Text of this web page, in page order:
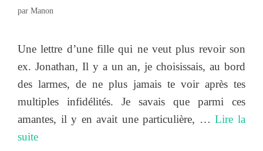
par Manon
Une lettre d’une fille qui ne veut plus revoir son
ex. Jonathan, Il y a un an, je choisissais, au bord
des larmes, de ne plus jamais te voir après tes
multiples infidélités. Je savais que parmi ces
amantes, il y en avait une particulière, …Lire la
suite